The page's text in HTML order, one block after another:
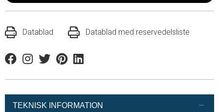
Datablad Datablad med reservedelsliste
FacebookInstagram
TwitterPinterestLinkedin
TEKNISK INFORMATION